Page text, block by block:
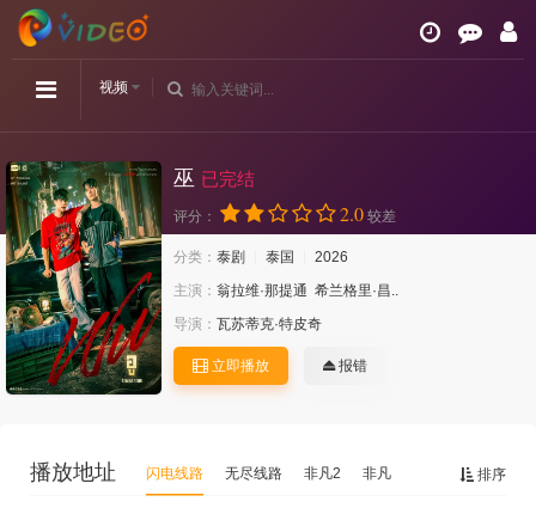
视频
巫 已完结
评分： 2.0 较差
分类： 泰剧 泰国
2026
主演： 翁拉维·那提通 希兰格里·昌..
导演： 瓦苏蒂克·特皮奇
立即播放 报错
排序
播放地址 闪电线路 无尽线路 非凡2 非凡